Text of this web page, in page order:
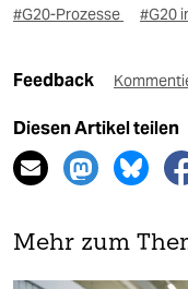
#G20-Prozesse #G20
Feedback
Diesen Artikel teilen
Mehr zum